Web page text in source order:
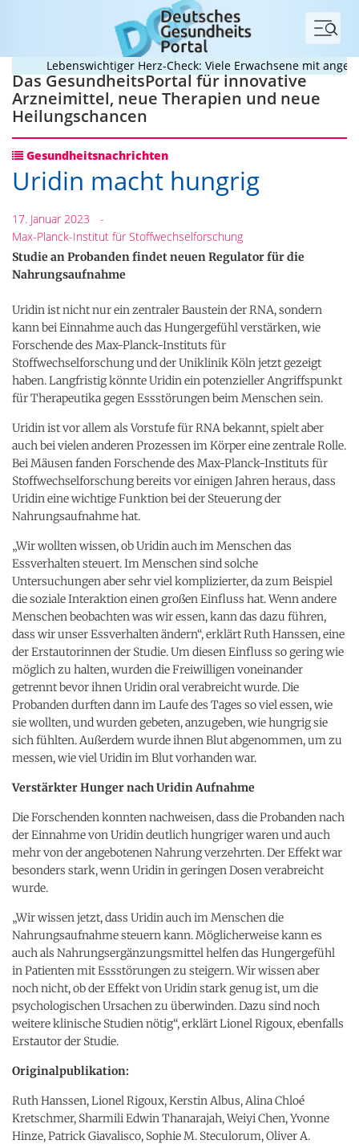
Menü
Lebenswichtiger Herz-Check: Viele Erwachsene mit
Das GesundheitsPortal für innovative
Arzneimittel, neue Therapien und neue
Heilungschancen
Gesundheitsnachrichten
Uridin macht hungrig
17. Januar 2023
-
Max-Planck-Institut für Stoffwechselforschung
Studie an Probanden findet neuen Regulator für die
Nahrungsaufnahme
Uridin ist nicht nur ein zentraler Baustein der RNA, sondern
kann bei Einnahme auch das Hungergefühl verstärken, wie
Forschende des Max-Planck-Instituts für
Stoffwechselforschung und der Uniklinik Köln jetzt gezeigt
haben. Langfristig könnte Uridin ein potenzieller Angriffspunkt
für Therapeutika gegen Essstörungen beim Menschen sein.
Uridin ist vor allem als Vorstufe für RNA bekannt, spielt aber
auch bei vielen anderen Prozessen im Körper eine zentrale Rolle.
Bei Mäusen fanden Forschende des Max-Planck-Instituts für
Stoffwechselforschung bereits vor einigen Jahren heraus, dass
Uridin eine wichtige Funktion bei der Steuerung der
Nahrungsaufnahme hat.
„Wir wollten wissen, ob Uridin auch im Menschen das
Essverhalten steuert. Im Menschen sind solche
Untersuchungen aber sehr viel komplizierter, da zum Beispiel
die soziale Interaktion einen großen Einfluss hat. Wenn andere
Menschen beobachten was wir essen, kann das dazu führen,
dass wir unser Essverhalten ändern“, erklärt Ruth Hanssen, eine
der Erstautorinnen der Studie. Um diesen Einfluss so gering wie
möglich zu halten, wurden die Freiwilligen voneinander
getrennt bevor ihnen Uridin oral verabreicht wurde. Die
Probanden durften dann im Laufe des Tages so viel essen, wie
sie wollten, und wurden gebeten, anzugeben, wie hungrig sie
sich fühlten. Außerdem wurde ihnen Blut abgenommen, um zu
messen, wie viel Uridin im Blut vorhanden war.
Verstärkter Hunger nach Uridin Aufnahme
Die Forschenden konnten nachweisen, dass die Probanden nach
der Einnahme von Uridin deutlich hungriger waren und auch
mehr von der angebotenen Nahrung verzehrten. Der Effekt war
besonders stark, wenn Uridin in geringen Dosen verabreicht
wurde.
„Wir wissen jetzt, dass Uridin auch im Menschen die
Nahrungsaufnahme steuern kann. Möglicherweise kann es
auch als Nahrungsergänzungsmittel helfen das Hungergefühl
in Patienten mit Essstörungen zu steigern. Wir wissen aber
noch nicht, ob der Effekt von Uridin stark genug ist, um die
psychologischen Ursachen zu überwinden. Dazu sind noch
weitere klinische Studien nötig“, erklärt Lionel Rigoux, ebenfalls
Erstautor der Studie.
Originalpublikation:
Ruth Hanssen, Lionel Rigoux, Kerstin Albus, Alina Chloé
Kretschmer, Sharmili Edwin Thanarajah, Weiyi Chen, Yvonne
Hinze, Patrick Giavalisco, Sophie M. Steculorum, Oliver A.